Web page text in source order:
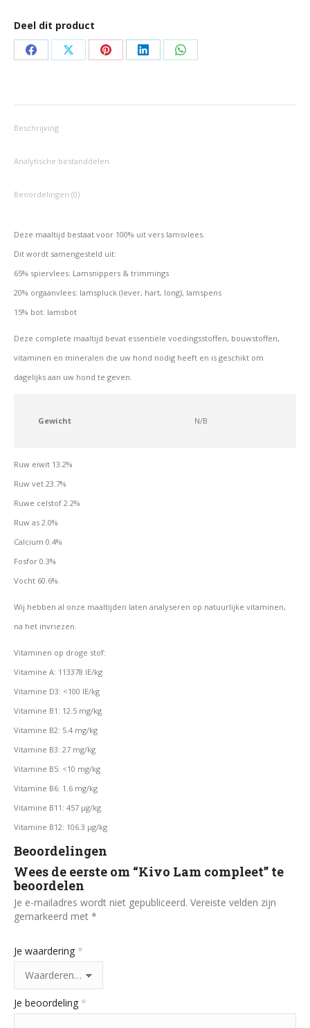
Deel dit product
Deel
Facebook
Deel
X
Deel
Pinterest
Deel
LinkedIn
Deel
WhatsApp
Beschrijving
Analytische bestanddelen
Beoordelingen (0)
Deze maaltijd bestaat voor 100% uit vers lamsvlees.
Dit wordt samengesteld uit:
65% spiervlees: Lamsnippers & trimmings
20% orgaanvlees: lamspluck (lever, hart, long), lamspens
15% bot: lamsbot
Deze complete maaltijd bevat essentiële voedingsstoffen, bouwstoffen,
vitaminen en mineralen die uw hond nodig heeft en is geschikt om
dagelijks aan uw hond te geven.
Gewicht N/B
Ruw eiwit 13.2%
Ruw vet 23.7%
Ruwe celstof 2.2%
Ruw as 2.0%
Calcium 0.4%
Fosfor 0.3%
Vocht 60.6%.
Wij hebben al onze maaltijden laten analyseren op natuurlijke vitaminen,
na het invriezen.
Vitaminen op droge stof:
Vitamine A: 113378 IE/kg
Vitamine D3: <100 IE/kg
Vitamine B1: 12.5 mg/kg
Vitamine B2: 5.4 mg/kg
Vitamine B3: 27 mg/kg
Vitamine B5: <10 mg/kg
Vitamine B6: 1.6 mg/kg
Vitamine B11: 457 µg/kg
Vitamine B12: 106.3 µg/kg
Beoordelingen
Wees de eerste om “Kivo Lam compleet” te
beoordelen
Je e-mailadres wordt niet gepubliceerd. Vereiste velden zijn
gemarkeerd met *
Je waardering *
Je beoordeling *